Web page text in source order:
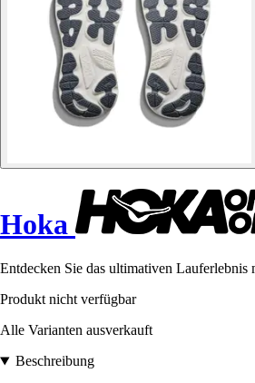
Hoka
Entdecken Sie das ultimativen
Produkt nicht verfügbar
Alle Varianten ausverkauft
Beschreibung